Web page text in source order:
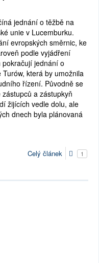
jednání o těžbě na
unie v Lucemburku.
evropských směrnic, ke
podle vyjádření
jednání o
která by umožnila
řízení. Původně se
a zástupkyň
žijících vedle dolu, ale
dnech byla plánovaná
Celý článek 1